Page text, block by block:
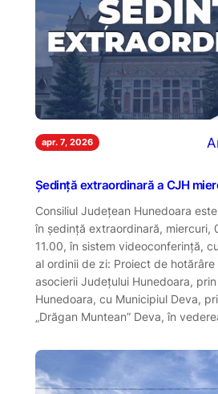
apr. 7, 2026
Ședință extraordinară a CJH
Consiliul Județean Hunedoara
în ședință extraordinară, miercuri,
11.00, în sistem videoconferință,
al ordinii de zi: Proiect de
asocierii Judeţului Hunedoara,
Hunedoara, cu Municipiul Deva,
„Drăgan Muntean” Deva, în